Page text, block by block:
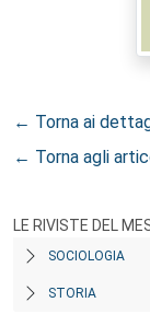
← Torna ai
← Torna agli
LE RIVISTE DEL
SOCIOLOGIA
STORIA